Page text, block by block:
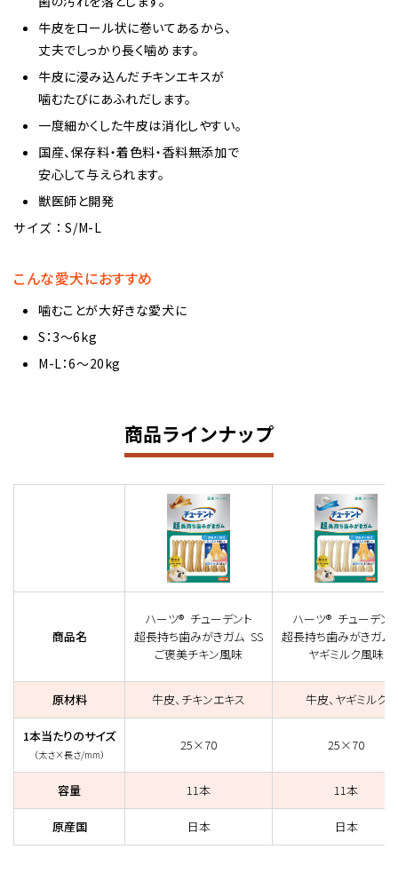
牛皮をロール状に巻いてあるから、
丈夫でしっかり長く噛めます。
牛皮に浸み込んだチキンエキスが
噛むたびにあふれだします。
一度細かくした牛皮は消化しやすい。
国産、保存料・着色料・香料無添加で
安心して与えられます。
獣医師と開発
サイズ：S/M-L
こんな愛犬におすすめ
噛むことが大好きな愛犬に
S：3～6kg
M-L：6～20kg
商品ラインナップ
商品名
ハーツ® チューデント
超長持ち歯みがきガム SS
ご褒美チキン風味
ハーツ® チューデン
超長持ち歯みがきガム
ヤギミルク風味
原材料 牛皮、チキンエキス 牛皮、ヤギミルク
1本当たりのサイズ
（太さ×長さ/mm）
25×70 25×70
容量 11本 11本
原産国 日本 日本